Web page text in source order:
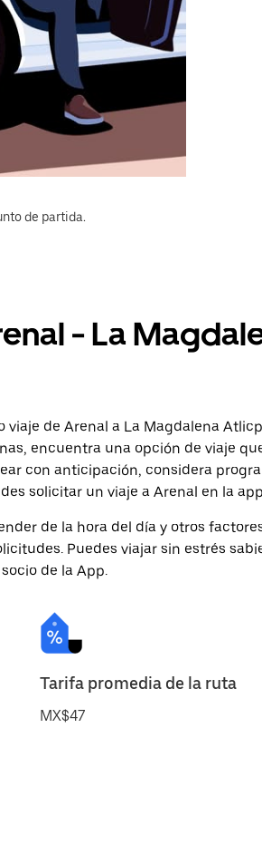
de partida.
- La
de Arenal a La Magdalena
encuentra una opción de viaje
con anticipación, considera
solicitar un viaje a Arenal en la
de la hora del día y otros
Puedes viajar sin estrés
de la App.
Tarifa promedia de la ruta
MX$47